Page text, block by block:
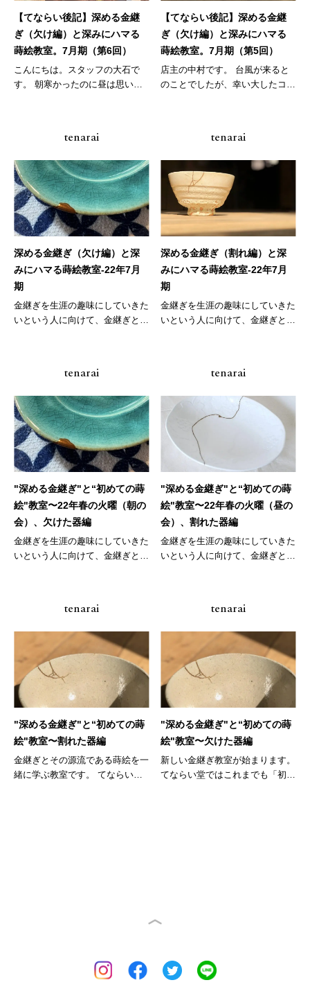
【てならい後記】深める金継
ぎ（欠け編）と深みにハマる
蒔絵教室。7月期（第6回）
こんにちは。スタッフの大石で
す。 朝寒かったのに昼は思いの
【てならい後記】深める金継
ぎ（欠け編）と深みにハマる
蒔絵教室。7月期（第5回）
店主の中村です。 台風が来ると
のことでしたが、幸い大したコ
tenarai
深める金継ぎ（欠け編）と深
みにハマる蒔絵教室-22年7月
期
金継ぎを生涯の趣味にしていきた
いという人に向けて、金継ぎと共
tenarai
深める金継ぎ（割れ編）と深
みにハマる蒔絵教室-22年7月
期
金継ぎを生涯の趣味にしていきた
いという人に向けて、金継ぎと共
tenarai
"深める金継ぎ"と“初めての蒔
絵"教室〜22年春の火曜（朝の
会）、欠けた器編
金継ぎを生涯の趣味にしていきた
いという人に向けて、金継ぎと共
tenarai
"深める金継ぎ"と“初めての蒔
絵"教室〜22年春の火曜（昼の
会）、割れた器編
金継ぎを生涯の趣味にしていきた
いという人に向けて、金継ぎと共
tenarai
"深める金継ぎ"と“初めての蒔
絵"教室〜割れた器編
金継ぎとその源流である蒔絵を一
緒に学ぶ教室です。 てならい
tenarai
"深める金継ぎ"と“初めての蒔
絵"教室〜欠けた器編
新しい金継ぎ教室が始まります。
てならい堂ではこれまでも「初め